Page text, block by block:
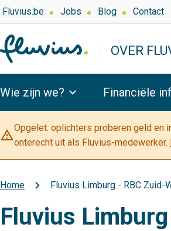
Overslaan
en
naar
de
inhoud
gaan
Top
navigation
Over
Fluvius
Fluvius.be Jobs Blog Contact
OVER
Wie zijn we? Financiële
warning_amber
Opgelet: oplichters proberen geld en
onterecht uit als Fluvius-medewerker.
Kruimelpad
Home Fluvius Limburg - RBC Zuid-
Fluvius